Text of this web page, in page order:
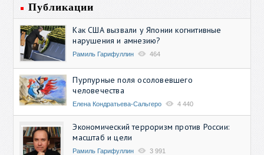
Публикации
Как США вызвали у Японии когнитивные
нарушения и амнезию?
Рамиль Гарифуллин 464
Пурпурные поля осоловевшего
человечества
Елена Кондратьева-Сальгеро 4 440
Экономический терроризм против России:
масштаб и цели
Рамиль Гарифуллин 3 991